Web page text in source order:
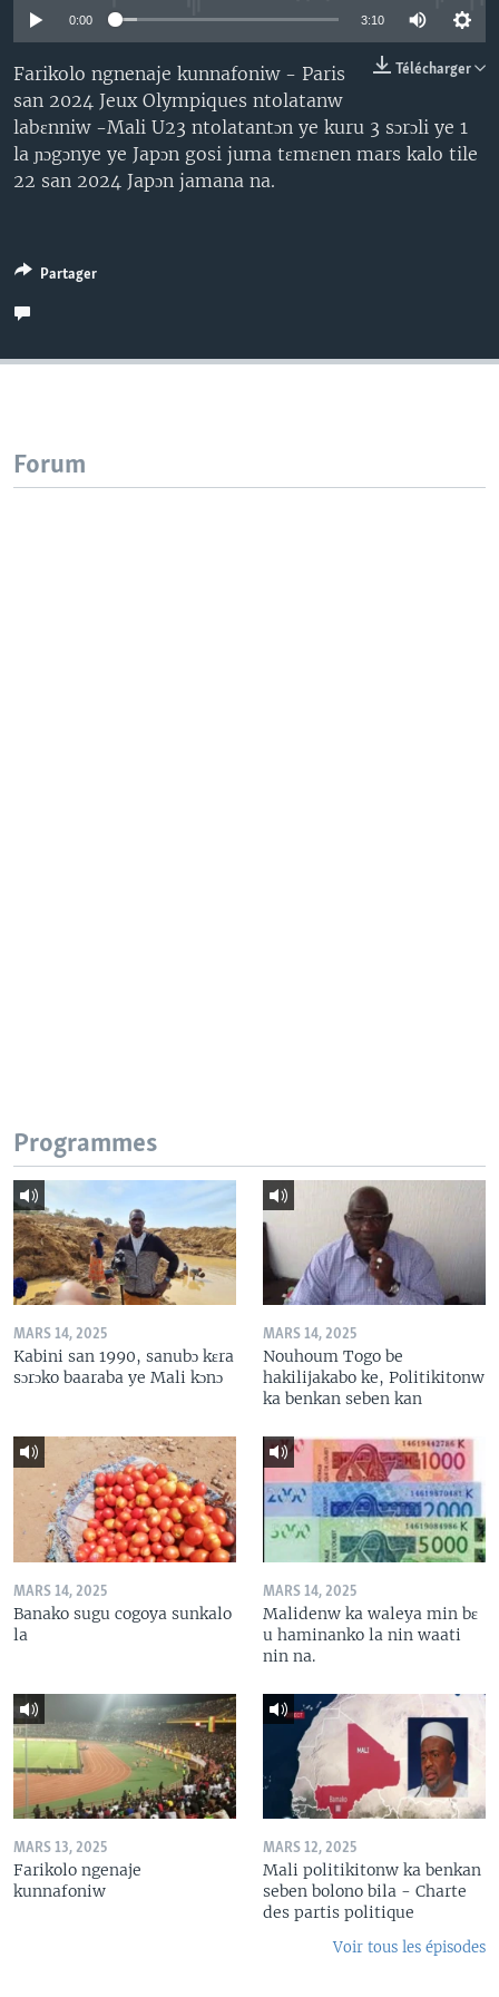
0:00 3:10
Télécharger
Farikolo ngnenaje kunnafoniw - Paris
san 2024 Jeux Olympiques ntolatanw
labɛnniw -Mali U23 ntolatantɔn ye kuru 3 sɔrɔli ye 1
la ɲɔgɔnye ye Japɔn gosi juma tɛmɛnen mars kalo tile
22 san 2024 Japɔn jamana na.
Partager
Forum
Programmes
MARS 14, 2025
Kabini san 1990, sanubɔ kɛra
sɔrɔko baaraba ye Mali kɔnɔ
MARS 14, 2025
Nouhoum Togo be
hakilijakabo ke, Politikitonw
ka benkan seben kan
MARS 14, 2025
Banako sugu cogoya sunkalo
la
MARS 14, 2025
Malidenw ka waleya min bɛ
u haminanko la nin waati
nin na.
MARS 13, 2025
Farikolo ngenaje
kunnafoniw
MARS 12, 2025
Mali politikitonw ka benkan
seben bolono bila - Charte
des partis politique
Voir tous les épisodes